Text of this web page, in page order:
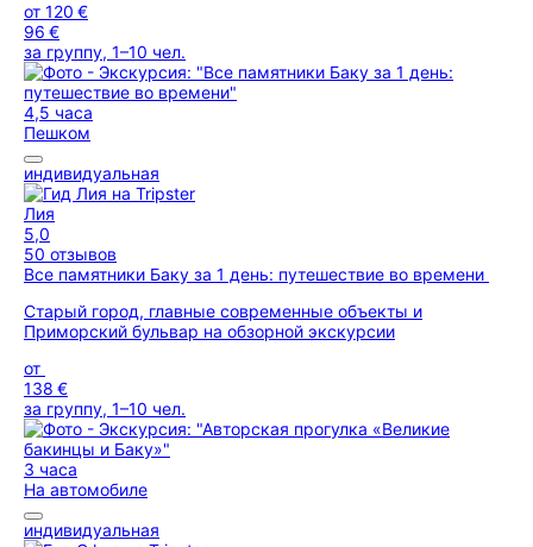
от 120 €
96 €
за группу, 1–10 чел.
4,5 часа
Пешком
индивидуальная
Лия
5,0
50 отзывов
Все памятники Баку за 1 день: путешествие во времени
Старый город, главные современные объекты и
Приморский бульвар на обзорной экскурсии
от
138 €
за группу, 1–10 чел.
3 часа
На автомобиле
индивидуальная